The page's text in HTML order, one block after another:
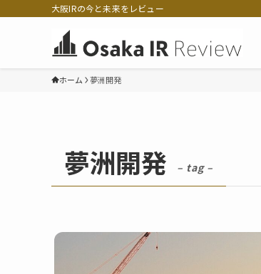
大阪IRの今と未来をレビュー
ホーム 夢洲開発
夢洲開発 – tag –